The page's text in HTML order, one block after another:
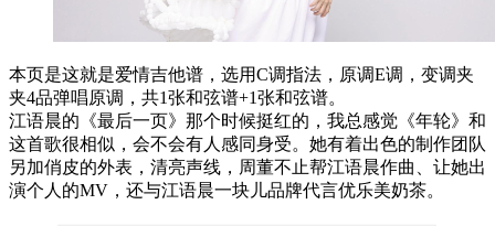
本页是这就是爱情吉他谱，选用C调指法，原调E调，变调夹
夹4品弹唱原调，共1张和弦谱+1张和弦谱。
江语晨的《最后一页》那个时候挺红的，我总感觉《年轮》和
这首歌很相似，会不会有人感同身受。她有着出色的制作团队
另加俏皮的外表，清亮声线，周董不止帮江语晨作曲、让她出
演个人的MV，还与江语晨一块儿品牌代言优乐美奶茶。